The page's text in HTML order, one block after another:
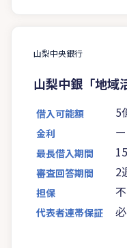
山梨中央銀行
山梨中銀「地域
借入可能額 5
金利 ー
最長借入期間
審査回答期間 2
担保
代表者連帯保証